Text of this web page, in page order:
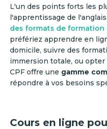
L'un des points forts les
l'apprentissage de
des formats de formation
préfériez apprendre en
domicile, suivre des
immersion totale, ou
CPF offre une gamme
répondre à vos besoins
Cours en ligne